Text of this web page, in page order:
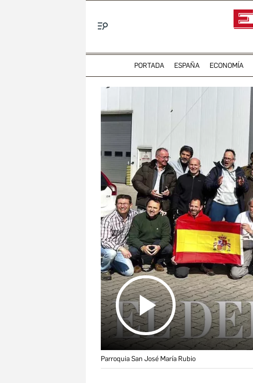
PORTADA ESPAÑA ECONOMÍA
Parroquia San José María Rubio